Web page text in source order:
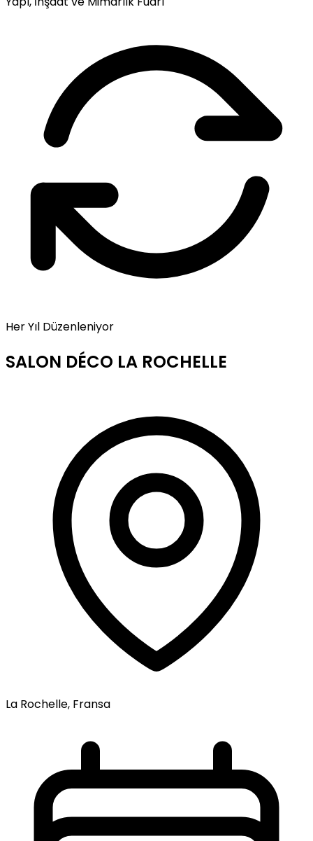
Her Yıl Düzenleniyor
SALON DÉCO LA ROCHELLE
La Rochelle, Fransa